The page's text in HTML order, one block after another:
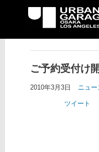
UG メン
ご予約受付け
2010年3月3日 ニュ
ツイート